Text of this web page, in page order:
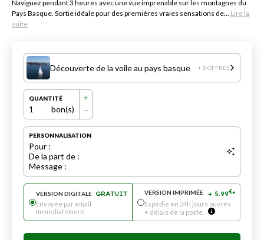
Naviguez pendant 3 heures avec une vue imprenable sur les montagnes du
Pays Basque. Sortie idéale pour des premières vraies sensations de... Lire la
suite
Découverte de la voile au pays basque + 5 OFFRES
QUANTITÉ
1 bon(s)
PERSONNALISATION
Pour :
De la part de :
Message :
VERSION DIGITALE GRATUIT
Envoyée par email
immédiatement
VERSION IMPRIMÉE + 5.99€*
Expédié en 24h jours ouvrés
+ délais de la poste.